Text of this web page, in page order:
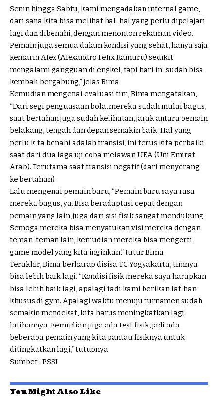
Senin hingga Sabtu, kami mengadakan internal game,
dari sana kita bisa melihat hal-hal yang perlu dipelajari
lagi dan dibenahi, dengan menonton rekaman video.
Pemain juga semua dalam kondisi yang sehat, hanya saja
kemarin Alex (Alexandro Felix Kamuru) sedikit
mengalami gangguan di engkel, tapi hari ini sudah bisa
kembali bergabung,” jelas Bima.
Kemudian mengenai evaluasi tim, Bima mengatakan,
“Dari segi penguasaan bola, mereka sudah mulai bagus,
saat bertahan juga sudah kelihatan, jarak antara pemain
belakang, tengah dan depan semakin baik. Hal yang
perlu kita benahi adalah transisi, ini terus kita perbaiki
saat dari dua laga uji coba melawan UEA (Uni Emirat
Arab). Terutama saat transisi negatif (dari menyerang
ke bertahan).
Lalu mengenai pemain baru, “Pemain baru saya rasa
mereka bagus, ya. Bisa beradaptasi cepat dengan
pemain yang lain, juga dari sisi fisik sangat mendukung.
Semoga mereka bisa menyatukan visi mereka dengan
teman-teman lain, kemudian mereka bisa mengerti
game model yang kita inginkan,” tutur Bima.
Terakhir, Bima berharap disisa TC Yogyakarta, timnya
bisa lebih baik lagi. “Kondisi fisik mereka saya harapkan
bisa lebih baik lagi, apalagi tadi kami berikan latihan
khusus di gym. Apalagi waktu menuju turnamen sudah
semakin mendekat, kita harus meningkatkan lagi
latihannya. Kemudian juga ada test fisik, jadi ada
beberapa pemain yang kita pantau fisiknya untuk
ditingkatkan lagi,” tutupnya.
Sumber : PSSI
You Might Also Like